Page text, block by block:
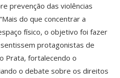
prevenção das violências
do que concentrar a
físico, o objetivo foi fazer
protagonistas de
Prata, fortalecendo o
o debate sobre os direitos